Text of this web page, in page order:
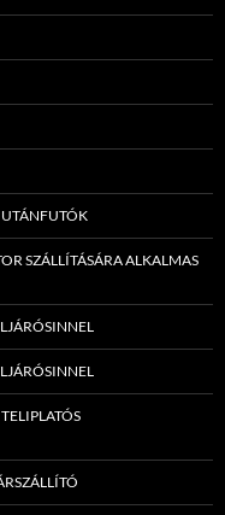
UTÁNFUTÓK
SZÁLLÍTÁSÁRA ALKALMAS